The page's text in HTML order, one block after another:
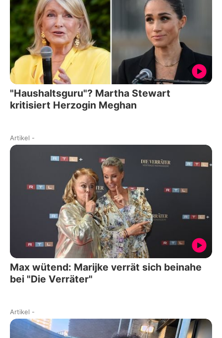
"Haushaltsguru"? Martha Stewart
kritisiert Herzogin Meghan
Artikel -
Max wütend: Marijke verrät sich beinahe
bei "Die Verräter"
Artikel -